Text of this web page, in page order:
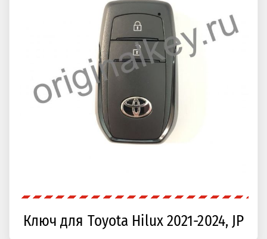
Ключ для Toyota Hilux 2021-2024, JP